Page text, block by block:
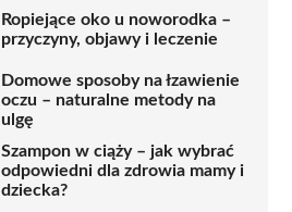
Ropiejące oko u noworodka –
przyczyny, objawy i leczenie
Domowe sposoby na łzawienie
oczu – naturalne metody na
ulgę
Szampon w ciąży – jak wybrać
odpowiedni dla zdrowia mamy i
dziecka?